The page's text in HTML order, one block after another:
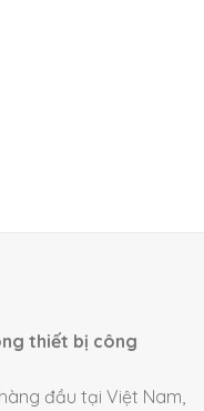
thiết bị công
đầu tại Việt Nam,